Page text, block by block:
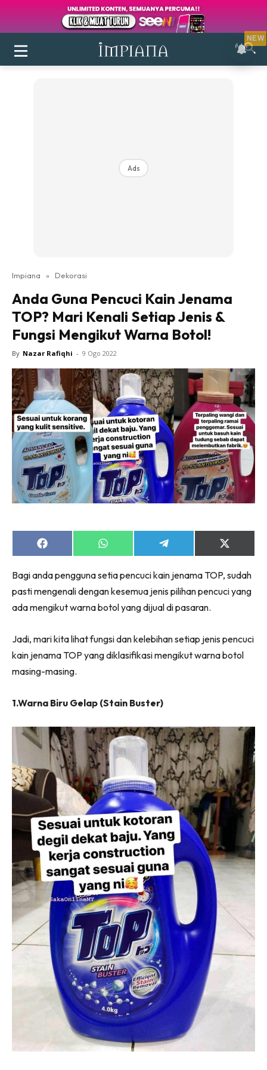
Login|Register
Ruang Makan
Ruang Tamu
Direktori
Interior Design
Landskap
DIY
Bilik Air
Bilik Tidur
Dapur
Ruang Makan
Make Over
Bilik Air
Bilik Tidur
Ruang Makan
Ruang Tamu
Menarik Lagi
Casa Impiana
Impiana Makeover
Destinasi
Hotel
High Rise
Landed
Video
Beli Di Mana
Buat Sendiri
Ilham Impiana
Ilham Impiana 360
Ilham Impiana Inspirasi Selebriti
Impiana TV
Casa Impiana
Impiana MakeOver
Lahar Dekor
Sembang Dekor
Sembang Laman
Tip Impiana
Tip Laman
Hub Ideaktiv
Ads
Impiana » Dekorasi
Anda Guna Pencuci Kain Jenama
TOP? Mari Kenali Setiap Jenis &
Fungsi Mengikut Warna Botol!
By Nazar Rafiqhi - 9 Ogo 2022
Share
on
Share
on
Share
on
Share
on
(Twitter)
Bagi anda pengguna setia pencuci kain jenama TOP, sudah
pasti mengenali dengan kesemua jenis pilihan pencuci yang
ada mengikut warna botol yang dijual di pasaran.
Jadi, mari kita lihat fungsi dan kelebihan setiap jenis pencuci
kain jenama TOP yang diklasifikasi mengikut warna botol
masing-masing.
1.Warna Biru Gelap (Stain Buster)
NEW